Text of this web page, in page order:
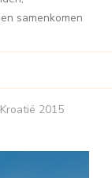
samenkomen
2015